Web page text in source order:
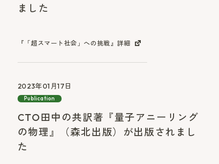
ました
『「超スマート社会」への挑戦』詳細
2023年01月17日
Publication
CTO田中の共訳著『量子アニーリング
の物理』（森北出版）が出版されまし
た